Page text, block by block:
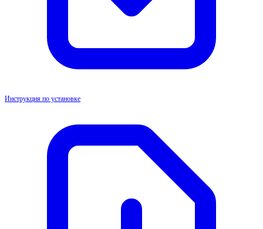
Инструкция по установке